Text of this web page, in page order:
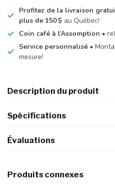
Profitez de la livraison
plus de 150 $ au Québec!
Coin café à l’Assomption •
Service personnalisé •
mesure!
Description du produit
Spécifications
Évaluations
Produits connexes